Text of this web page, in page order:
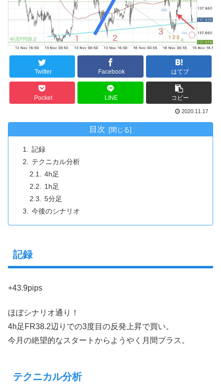
Twitter Facebook はてブ
Pocket LINE コピー
2020.11.17
目次
記録
テクニカル分析
4h足
1h足
5分足
今後のシナリオ
記録
+43.9pips
ほぼシナリオ通り！
4h足FR38.2辺りでの3度目の反発上昇で買い。
今月の絶望的なスタートからようやく月間プラス。
テクニカル分析